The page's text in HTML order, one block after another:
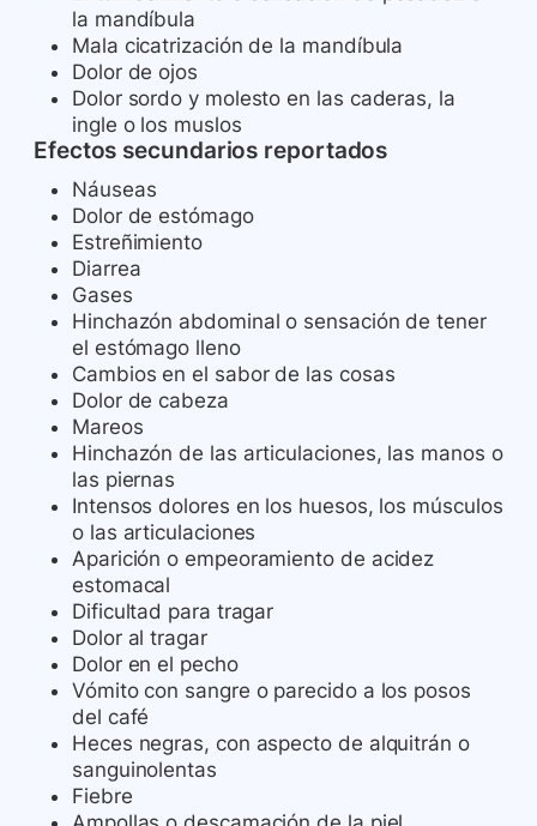
la mandíbula
Mala cicatrización de la mandíbula
Dolor de ojos
Dolor sordo y molesto en las caderas, la
ingle o los muslos
Efectos secundarios reportados
Náuseas
Dolor de estómago
Estreñimiento
Diarrea
Gases
Hinchazón abdominal o sensación de tener
el estómago lleno
Cambios en el sabor de las cosas
Dolor de cabeza
Mareos
Hinchazón de las articulaciones, las manos o
las piernas
Intensos dolores en los huesos, los músculos
o las articulaciones
Aparición o empeoramiento de acidez
estomacal
Dificultad para tragar
Dolor al tragar
Dolor en el pecho
Vómito con sangre o parecido a los posos
del café
Heces negras, con aspecto de alquitrán o
sanguinolentas
Fiebre